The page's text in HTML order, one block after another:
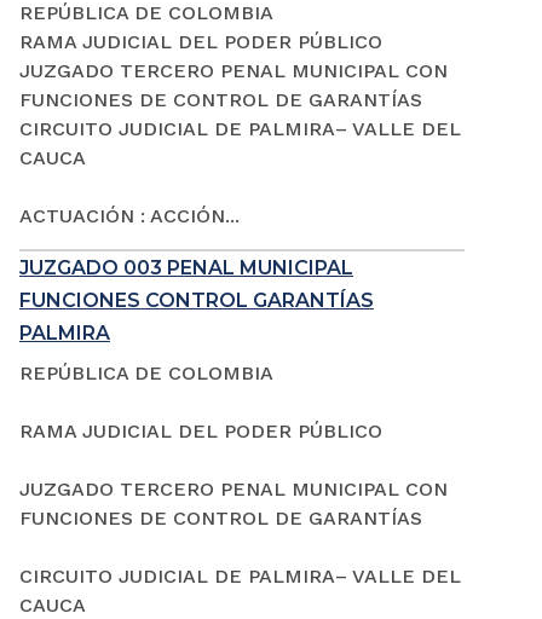
REPÚBLICA DE COLOMBIA
RAMA JUDICIAL DEL PODER PÚBLICO
JUZGADO TERCERO PENAL MUNICIPAL CON
FUNCIONES DE CONTROL DE GARANTÍAS
CIRCUITO JUDICIAL DE PALMIRA– VALLE DEL
CAUCA
ACTUACIÓN : ACCIÓN...
JUZGADO 003 PENAL MUNICIPAL
FUNCIONES CONTROL GARANTÍAS
PALMIRA
REPÚBLICA DE COLOMBIA
RAMA JUDICIAL DEL PODER PÚBLICO
JUZGADO TERCERO PENAL MUNICIPAL CON
FUNCIONES DE CONTROL DE GARANTÍAS
CIRCUITO JUDICIAL DE PALMIRA– VALLE DEL
CAUCA